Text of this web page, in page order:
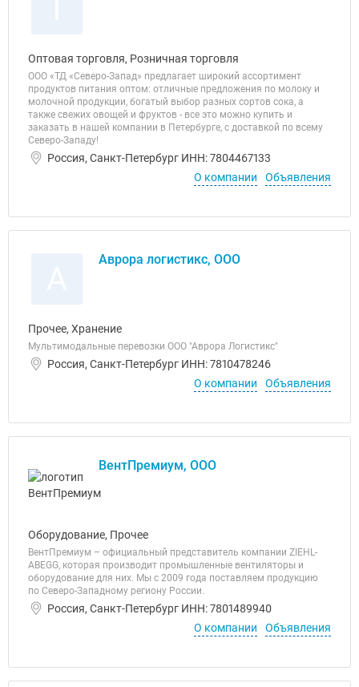
Оптовая торговля, Розничная торговля
ООО «ТД «Северо-Запад» предлагает широкий ассортимент
продуктов питания оптом: отличные предложения по молоку и
молочной продукции, богатый выбор разных сортов сока, а
также свежих овощей и фруктов - все это можно купить и
заказать в нашей компании в Петербурге, с доставкой по всему
Северо-Западу!
Россия, Санкт-Петербург ИНН: 7804467133
О компании
Объявления
Аврора логистикс, ООО
Прочее, Хранение
Мультимодальные перевозки ООО "Аврора Логистикс"
Россия, Санкт-Петербург ИНН: 7810478246
О компании
Объявления
ВентПремиум, ООО
Оборудование, Прочее
ВентПремиум – официальный представитель компании ZIEHL-
ABEGG, которая производит промышленные вентиляторы и
оборудование для них. Мы с 2009 года поставляем продукцию
по Северо-Западному региону России.
Россия, Санкт-Петербург ИНН: 7801489940
О компании
Объявления